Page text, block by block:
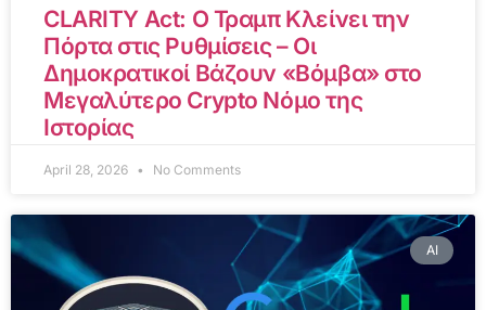
CLARITY Act: Ο Τραμπ Κλείνει την
Πόρτα στις Ρυθμίσεις – Οι
Δημοκρατικοί Βάζουν «Βόμβα» στο
Μεγαλύτερο Crypto Νόμο της
Ιστορίας
April 28, 2026 No Comments
AI